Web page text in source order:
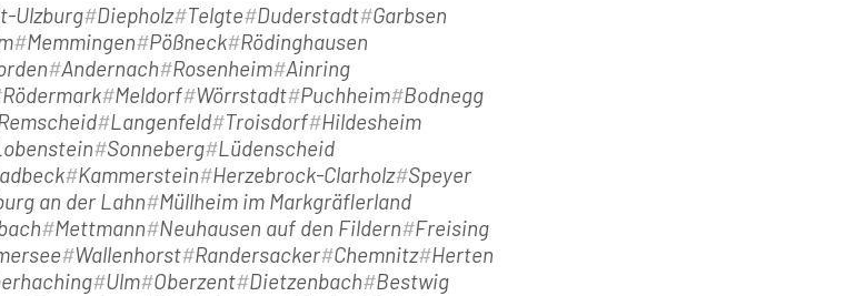
Ulzburg Diepholz Telgte Duderstadt Garbsen
Memmingen Pößneck Rödinghausen
Andernach Rosenheim Ainring
Rödermark Meldorf Wörrstadt Puchheim Bodnegg
Langenfeld Troisdorf Hildesheim
Sonneberg Lüdenscheid
Kammerstein Herzebrock-Clarholz Speyer
an der Lahn
Müllheim im Markgräflerland
Mettmann Neuhausen auf den Fildern
Freising
Wallenhorst Randersacker Chemnitz Herten
Ulm Oberzent Dietzenbach
Bestwig